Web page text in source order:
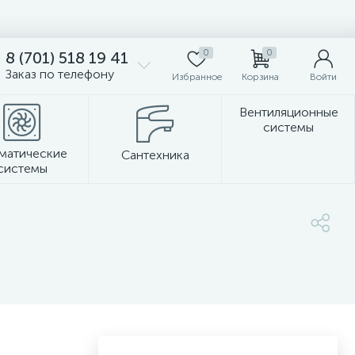
8 (701) 518 19 41
Заказ по телефону
0
Избранное
0
Корзина Войти
Сантехника
Вентиляционные
системы